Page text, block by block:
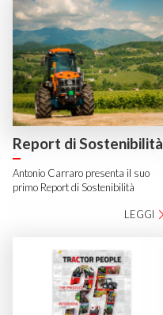
Report di Sostenibilità
Antonio Carraro presenta il suo
primo Report di Sostenibilità
LEGGI